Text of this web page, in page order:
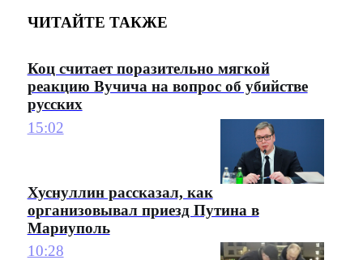
ЧИТАЙТЕ ТАКЖЕ
Коц считает поразительно мягкой
реакцию Вучича на вопрос об убийстве
русских
15:02
Хуснуллин рассказал, как
организовывал приезд Путина в
Мариуполь
10:28